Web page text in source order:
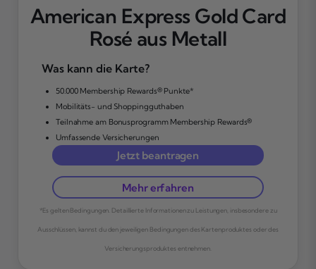
American Express Gold Card
Rosé aus Metall
Was kann die Karte?
50.000 Membership Rewards® Punkte*
Mobilitäts- und Shoppingguthaben
Teilnahme am Bonusprogramm Membership Rewards®
Umfassende Versicherungen
Jetzt beantragen
Mehr erfahren
*Es gelten Bedingungen. Detaillierte Informationen zu Leistungen, insbesondere zu
Ausschlüssen, kannst du den jeweiligen Bedingungen des Kartenproduktes oder des
Versicherungsproduktes entnehmen.